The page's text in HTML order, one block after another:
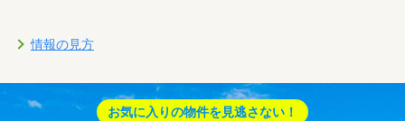
情報の見方
お気に入りの物件を見逃さない！